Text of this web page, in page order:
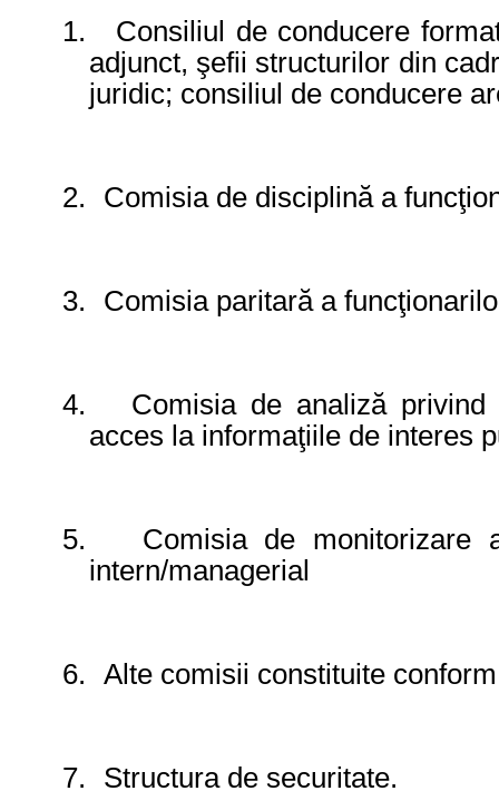
1.
Consiliul de conducere
adjunct, şefii structurilor din
juridic; consiliul de conducere
2. Comisia de disciplină a
3. Comisia paritară a
4.
Comisia de analiză
acces la informaţiile de interes
5.
Comisia de monitorizare
intern/managerial
6. Alte comisii constituite
7. Structura de securitate.